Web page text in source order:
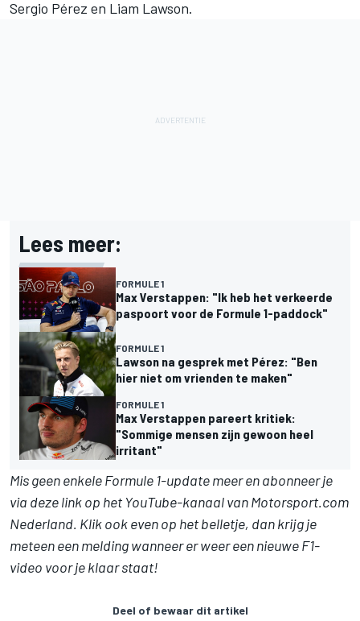
Sergio Pérez en Liam Lawson.
Lees meer:
FORMULE 1
Max Verstappen: "Ik heb het verkeerde
paspoort voor de Formule 1-paddock"
FORMULE 1
Lawson na gesprek met Pérez: "Ben
hier niet om vrienden te maken"
FORMULE 1
Max Verstappen pareert kritiek:
"Sommige mensen zijn gewoon heel
irritant"
Mis geen enkele Formule 1-update meer en abonneer je
via deze link op het YouTube-kanaal van Motorsport.com
Nederland. Klik ook even op het belletje, dan krijg je
meteen een melding wanneer er weer een nieuwe F1-
video voor je klaar staat!
Deel of bewaar dit artikel